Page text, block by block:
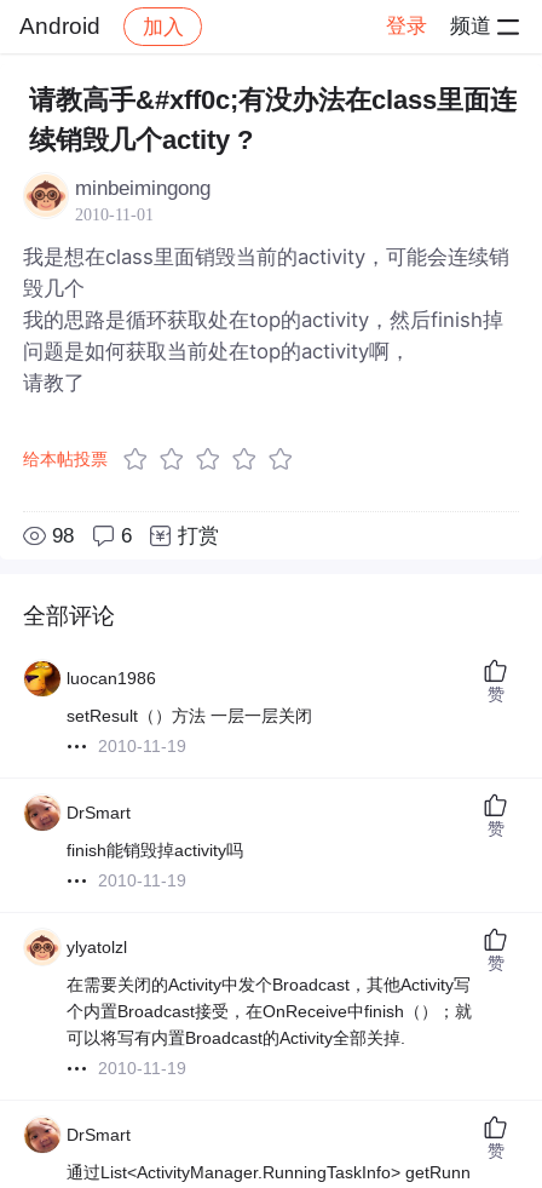
Android 加入 登录 频道
社区 Android 帖子详情
请教高手&#xff0c;有没办法在class里面连
续销毁几个actity ?
minbeimingong
2010-11-01
我是想在class里面销毁当前的activity，可能会连续销
毁几个
我的思路是循环获取处在top的activity，然后finish掉
问题是如何获取当前处在top的activity啊，
请教了
给本帖投票
98 6 打赏
全部评论
luocan1986
setResult（）方法 一层一层关闭
2010-11-19
赞
DrSmart
finish能销毁掉activity吗
2010-11-19
赞
ylyatolzl
在需要关闭的Activity中发个Broadcast，其他Activity写
个内置Broadcast接受，在OnReceive中finish（）；就
可以将写有内置Broadcast的Activity全部关掉.
2010-11-19
赞
DrSmart
通过List<ActivityManager.RunningTaskInfo> getRunn
赞